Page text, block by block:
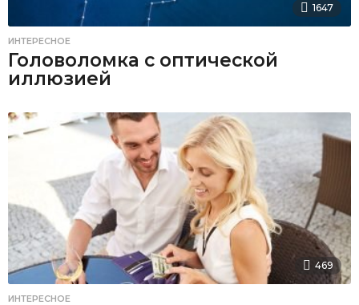
1647
ИНТЕРЕСНОЕ
Головоломка с оптической
иллюзией
469
ИНТЕРЕСНОЕ